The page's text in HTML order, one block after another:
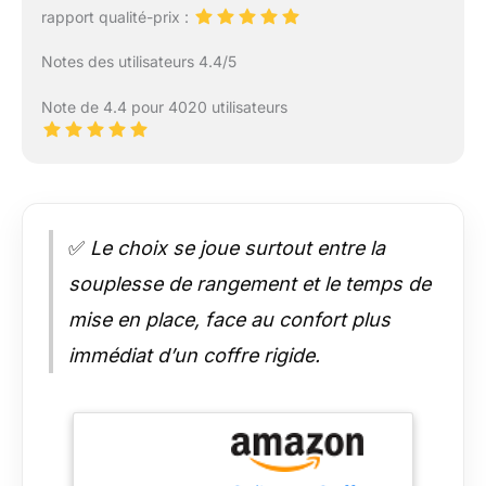
rapport qualité-prix :
Notes des utilisateurs 4.4/5
Note de 4.4 pour 4020 utilisateurs
✅ Le choix se joue surtout entre la
souplesse de rangement et le temps de
mise en place, face au confort plus
immédiat d’un coffre rigide.